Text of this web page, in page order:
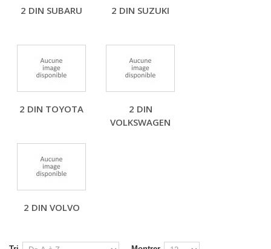
2 DIN SUBARU 2 DIN SUZUKI
2 DIN TOYOTA
2 DIN
VOLKSWAGEN
2 DIN VOLVO